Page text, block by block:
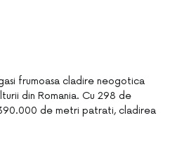
frumoasa cladire neogotica
din Romania. Cu 298 de
de metri patrati, cladirea